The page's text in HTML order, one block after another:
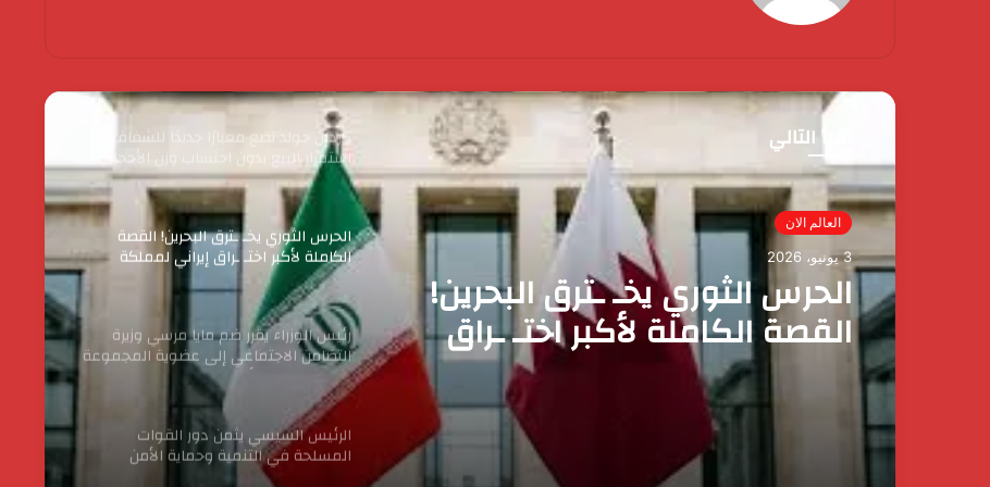
أقرأ التالي
العالم الان
3 يونيو، 2026
الحرس الثوري يخـ ـترق البحرين!
مصر الآن
3 يونيو، 2026
رئيس الوزراء يقرر ضم مايا مرسي
وزيرة التضامن الاجتماعي إلى
عضوية المجموعة الوزارية لريادة
الأعمال
حتي يناير المقبل
الحرس الثوري يخـ ـترق البحرين! القصة
الكاملة لأكبر اختـ ـراق إيراني لمملكة
البحرين؟
رئيس الوزراء يقرر ضم مايا مرسي وزيرة
التضامن الاجتماعي إلى عضوية المجموعة
الوزارية لريادة الأعمال
الرئيس السيسي يثمن دور القوات
المسلحة في التنمية وحماية الأمن
القومي
الدكتور محسن السيد.. نموذج للإدارة
الناجحة والانضباط المهنى بأوقاف الفيوم